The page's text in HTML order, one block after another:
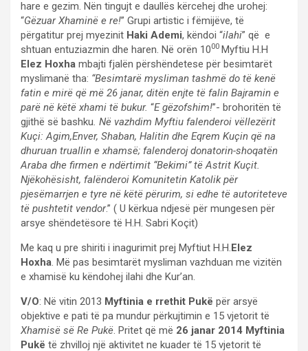
hare e gezim. Nën tingujt e daullës kërcehej dhe urohej:
“Gëzuar Xhaminë e re!” Grupi artistic i fëmijëve, të
përgatitur prej myezinit Haki Ademi, këndoi “ilahi” që e
shtuan entuziazmin dhe haren. Në orën 1000 Myftiu H.H
Elez Hoxha mbajti fjalën përshëndetese për besimtarët
myslimanë tha: “Besimtarë mysliman tashmë do të kenë
fatin e mirë që më 26 janar, ditën enjte të falin Bajramin e
parë në këtë xhami të bukur. “E gëzofshim!”- brohoritën të
gjithë së bashku. Në vazhdim Myftiu falenderoi vëllezërit
Kuçi: Agim,Enver, Shaban, Halitin dhe Eqrem Kuçin që na
dhuruan truallin e xhamsë; falenderoj donatorin-shoqatën
Araba dhe firmen e ndërtimit “Bekimi” të Astrit Kuçit.
Njëkohësisht, falënderoi Komunitetin Katolik për
pjesëmarrjen e tyre në këtë përurim, si edhe të autoriteteve
të pushtetit vendor.” ( U kërkua ndjesë për mungesen për
arsye shëndetësore të H.H. Sabri Koçit)
Me kaq u pre shiriti i inagurimit prej Myftiut H.H.Elez
Hoxha. Më pas besimtarët mysliman vazhduan me vizitën
e xhamisë ku këndohej ilahi dhe Kur’an.
V/O: Në vitin 2013 Myftinia e rrethit Pukë për arsyë
objektive e pati të pa mundur përkujtimin e 15 vjetorit të
Xhamisë së Re Pukë. Pritet që më 26 janar 2014 Myftinia
Pukë të zhvilloj një aktivitet ne kuader të 15 vjetorit të